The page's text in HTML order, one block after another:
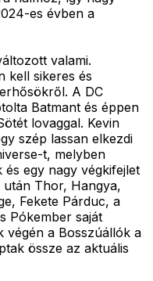
es évben a
valami.
kell sikeres és
A DC
Batmant és éppen
lovaggal. Kevin
szép lassan elkezdi
t, melyben
egy nagy végkifejlet
Thor, Hangya,
Fekete Párduc, a
Pókember saját
végén a Bosszúállók a
össze az aktuális